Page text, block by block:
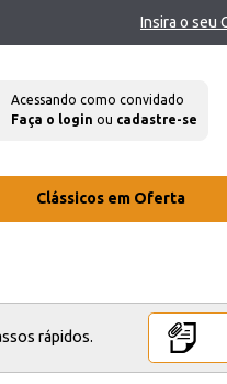
Insira o seu
Acessando como convidado
Faça o login ou cadastre-se
Clássicos em Oferta
rápidos.